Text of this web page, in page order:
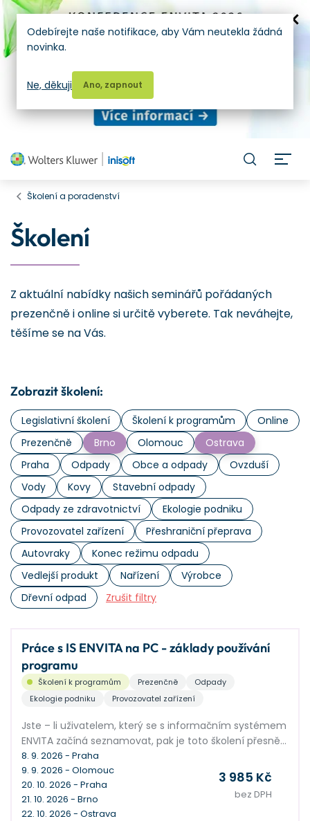
Školení a poradenství
Školení
Z aktuální nabídky našich seminářů pořádaných
prezenčně i online si určitě vyberete. Tak neváhejte,
těšíme se na Vás.
Zobrazit školení:
Legislativní školení Školení k programům
Online
Prezenčně
Brno Olomouc
Ostrava
Praha
Odpady Obce a odpady
Ovzduší
Vody
Kovy
Stavební odpady
Odpady ze zdravotnictví
Ekologie podniku
Provozovatel zařízení
Přeshraniční přeprava
Autovraky
Konec režimu odpadu
Vedlejší produkt
Nařízení
Výrobce
Dřevní odpad
Zrušit filtry
Práce s IS ENVITA na PC - základy používání
programu
Školení k programům Prezenčně
Odpady
Ekologie podniku
Provozovatel zařízení
Jste – li uživatelem, který se s informačním systémem
ENVITA začíná seznamovat, pak je toto školení přesně
pro vás.
8. 9. 2026 - Praha
9. 9. 2026 - Olomouc
20. 10. 2026 - Praha
21. 10. 2026 - Brno
22. 10. 2026 - Ostrava
3 985 Kč
bez DPH
Odebírejte naše notifikace, aby Vám neutekla žádná
novinka.
Ano, zapnout
Ne, děkuji